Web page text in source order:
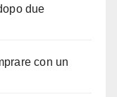
due
con un